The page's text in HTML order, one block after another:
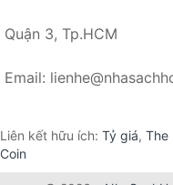
Quận 3, Tp.HCM
Email:
Liên kết hữu ích: Tỷ giá, The
Coin